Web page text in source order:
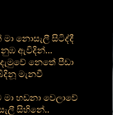
නොසැලී සිටිද්දී
‍ඇවිදින්...
නෙතේ පීඩා
මැනවී
හඩනා වෙලාවේ
සිහිනේ..